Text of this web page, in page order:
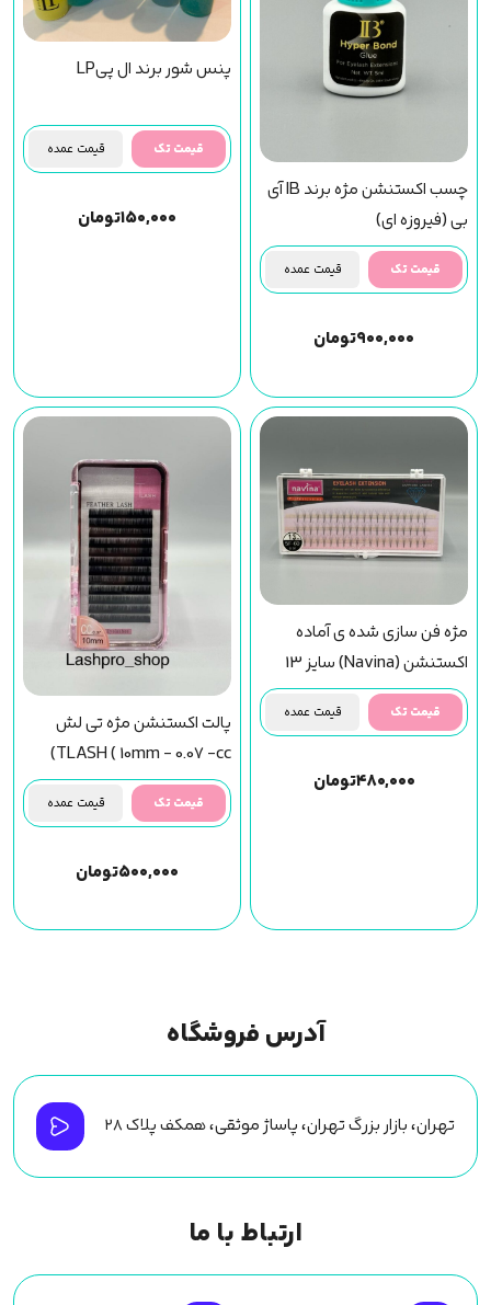
چسب اکستنشن مژه برند IB آی
بی (فیروزه ای)
قیمت تک قیمت عمده
۹۰۰,۰۰۰تومان
پنس شور برند ال پیLP
قیمت تک قیمت عمده
۱۵۰,۰۰۰تومان
مژه فن سازی شده ی آماده
اکستنشن (Navina) سایز 13
قیمت تک قیمت عمده
۴۸۰,۰۰۰تومان
پالت اکستنشن مژه تی لش
TLASH ( 10mm - 0.07 -cc)
قیمت تک قیمت عمده
۵۰۰,۰۰۰تومان
آدرس فروشگاه
تهران، بازار بزرگ تهران، پاساژ موثقی، همکف پلاک ۲۸
ارتباط با ما